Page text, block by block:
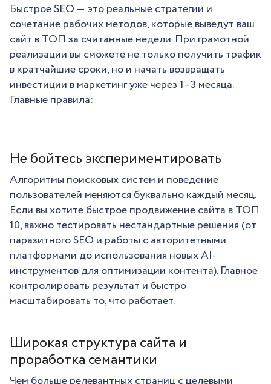
Быстрое SEO — это реальные стратегии и
сочетание рабочих методов, которые выведут ваш
сайт в ТОП за считанные недели. При грамотной
реализации вы сможете не только получить трафик
в кратчайшие сроки, но и начать возвращать
инвестиции в маркетинг уже через 1–3 месяца.
Главные правила:
Не бойтесь экспериментировать
Алгоритмы поисковых систем и поведение
пользователей меняются буквально каждый месяц.
Если вы хотите быстрое продвижение сайта в ТОП
10, важно тестировать нестандартные решения (от
паразитного SEO и работы с авторитетными
платформами до использования новых AI-
инструментов для оптимизации контента). Главное
контролировать результат и быстро
масштабировать то, что работает.
Широкая структура сайта и
проработка семантики
Чем больше релевантных страниц с целевыми